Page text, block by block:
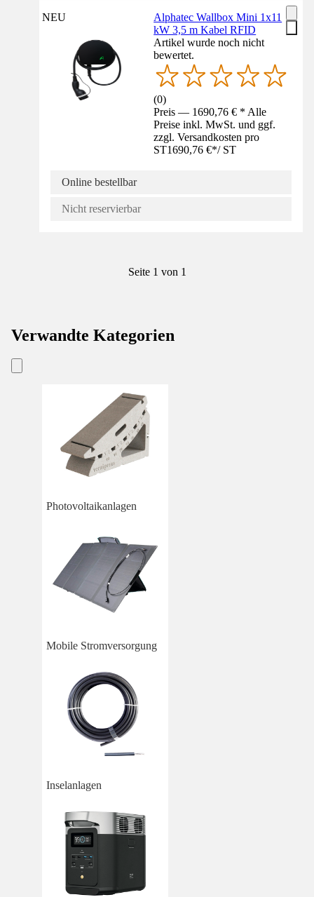
NEU
Alphatec Wallbox Mini 1x11
kW 3,5 m Kabel RFID
Artikel wurde noch nicht
bewertet.
(0)
Preis — 1690,76 € * Alle
Preise inkl. MwSt. und ggf.
zzgl. Versandkosten pro
ST1690,76 €*/ ST
Online bestellbar
Nicht reservierbar
Seite 1 von 1
Verwandte Kategorien
Photovoltaikanlagen
Mobile Stromversorgung
Inselanlagen